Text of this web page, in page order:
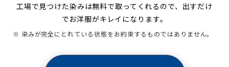
工場で見つけた染みは無料で取ってくれるので、出すだけ
でお洋服がキレイになります。
※ 染みが完全にとれている状態をお約束するものではありません。